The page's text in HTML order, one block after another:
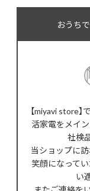
おうち
【miyavi store
活家電をメイ
社検
当ショップに
笑顔になって
い